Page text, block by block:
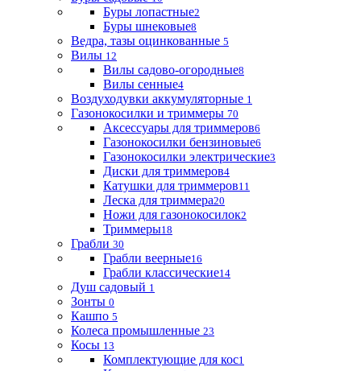
Буры лопастные2
Буры шнековые8
Ведра, тазы оцинкованные 5
Вилы 12
Вилы садово-огородные8
Вилы сенные4
Воздуходувки аккумуляторные 1
Газонокосилки и триммеры 70
Аксессуары для триммеров6
Газонокосилки бензиновые6
Газонокосилки электрические3
Диски для триммеров4
Катушки для триммеров11
Леска для триммера20
Ножи для газонокосилок2
Триммеры18
Грабли 30
Грабли веерные16
Грабли классические14
Душ садовый 1
Зонты 0
Кашпо 5
Колеса промышленные 23
Косы 13
Комплектующие для кос1